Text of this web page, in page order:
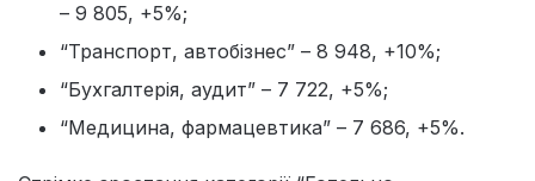
– 9 805, +5%;
“Транспорт, автобізнес” – 8 948, +10%;
“Бухгалтерія, аудит” – 7 722, +5%;
“Медицина, фармацевтика” – 7 686, +5%.